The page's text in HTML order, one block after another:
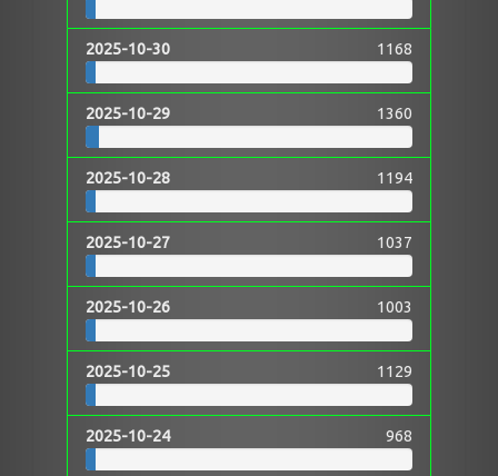
2025-10-30 1168
2025-10-29 1360
2025-10-28 1194
2025-10-27 1037
2025-10-26 1003
2025-10-25 1129
2025-10-24 968